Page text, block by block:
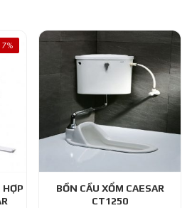
BỒN CẦU XỔM CAESAR
CT1250